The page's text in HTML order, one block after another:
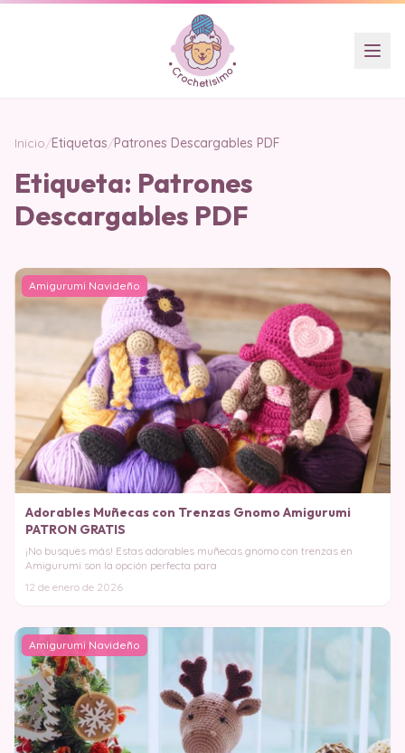
Inicio/Etiquetas/Patrones Descargables PDF
Etiqueta: Patrones
Descargables PDF
Amigurumi Navideño
Adorables Muñecas con Trenzas Gnomo Amigurumi
PATRON GRATIS
¡No busques más! Estas adorables muñecas gnomo con trenzas en
Amigurumi son la opción perfecta para
12 de enero de 2026
Amigurumi Navideño